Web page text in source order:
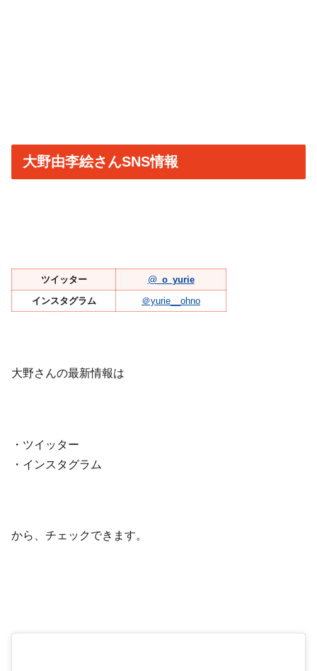
大野由李絵さんSNS情報
ツイッター @ _o_yurie
インスタグラム
＠yurie__ohno
大野さんの最新情報は
・ツイッター
・インスタグラム
から、チェックできます。